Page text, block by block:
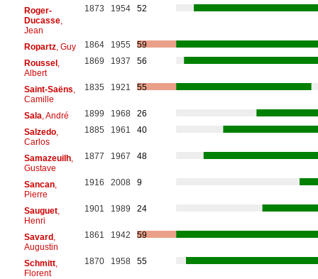
Roger-
Ducasse,
Jean
1873 1954 52
Ropartz, Guy 1864 1955
59
Roussel,
Albert
1869 1937 56
Saint-Saëns
Camille
1835 1921 55
Sala , André 1899 1968
26
Salzedo,
Carlos
1885 1961 40
Samazeuilh,
Gustave
1877 1967 48
Sancan,
Pierre
1916 2008 9
Sauguet,
Henri
1901 1989 24
Savard,
Augustin
1861 1942 59
Schmitt,
Florent
1870 1958 55